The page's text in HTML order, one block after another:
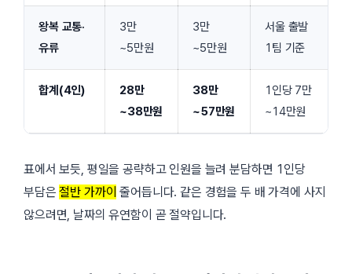
왕복 교통·
유류
3만
~5만원
3만
~5만원
서울 출발
1팀 기준
합계(4인)
28만
~38만원
38만
~57만원
1인당 7만
~14만원
표에서 보듯, 평일을 공략하고 인원을 늘려 분담하면 1인당
부담은절반 가까이 줄어듭니다. 같은 경험을 두 배 가격에 사지
않으려면, 날짜의 유연함이 곧 절약입니다.